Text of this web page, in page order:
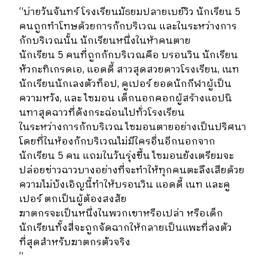
of
us
is
lying)
ชิ้น
“บ่ายวันจันทร์ โรงเรียนมัธยมปลายเบย์วิว นักเรียน 5
คนถูกทำโทษด้วยการกักบริเวณ และในระหว่างการ
กักบริเวณนั้น นักเรียนหนึ่งในห้าคนตาย
นักเรียน 5 คนที่ถูกกักบริเวณคือ บรอนวิน นักเรียน
หัวกะทิเกรดเอ, แอดดี้ สาวสุดสวยดาวโรงเรียน, เนท
นักเรียนนักเลงตัวท็อป, คูเปอร์ ยอดนักกีฬาผู้เป็น
ความหวัง, และ ไซมอน เด็กนอกคอกผู้สร้างแอปนิ
นทาสุดฉาวที่ดังกระฉ่อนไปทั่วโรงเรียน
ในระหว่างการกักบริเวณ ไซมอนตายอย่างเป็นปริศนา
โดยที่ในห้องกักบริเวณไม่มีใครอื่นอีกนอกจาก
นักเรียน 5 คน แถมในวันรุ่งขึ้น ไซมอนยังเตรียมจะ
ปล่อยข่าวฉาวบางอย่างที่จะทำให้ทุกคนตะลึงเสียด้วย
ความไม่บังเอิญนี้ทำให้บรอนวิน แอดดี้ เนท และคู
เปอร์ ตกเป็นผู้ต้องสงสัย
ฆาตกรจะเป็นหนึ่งในพวกเขาหรือเปล่า หรือเด็ก
นักเรียนทั้งสี่จะถูกจัดฉากให้กลายเป็นแพะที่ลงตัว
ที่สุดสำหรับฆาตกรตัวจริง
“